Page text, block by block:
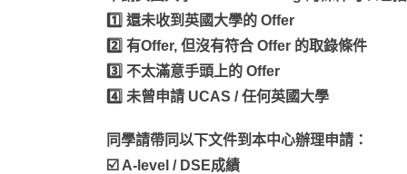
1️⃣ 還未收到英國大學的 Offer
2️⃣ 有Offer, 但沒有符合 Offer 的取錄條件
3️⃣ 不太滿意手頭上的 Offer
4️⃣ 未曾申請 UCAS / 任何英國大學
同學請帶同以下文件到本中心辦理申請：
☑️ A-level / DSE成績